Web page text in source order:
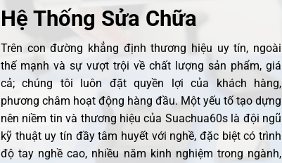
Hệ Thống Sửa Chữa
Trên con đường khẳng định thương hiệu uy tín, ngoài
thế mạnh và sự vượt trội về chất lượng sản phẩm, giá
cả; chúng tôi luôn đặt quyền lợi của khách hàng,
phương châm hoạt động hàng đầu. Một yếu tố tạo dựng
nên niềm tin và thương hiệu của Suachua60s là đội ngũ
kỹ thuật uy tín đầy tâm huyết với nghề, đặc biệt có trình
độ tay nghề cao, nhiều năm kinh nghiệm trong ngành,